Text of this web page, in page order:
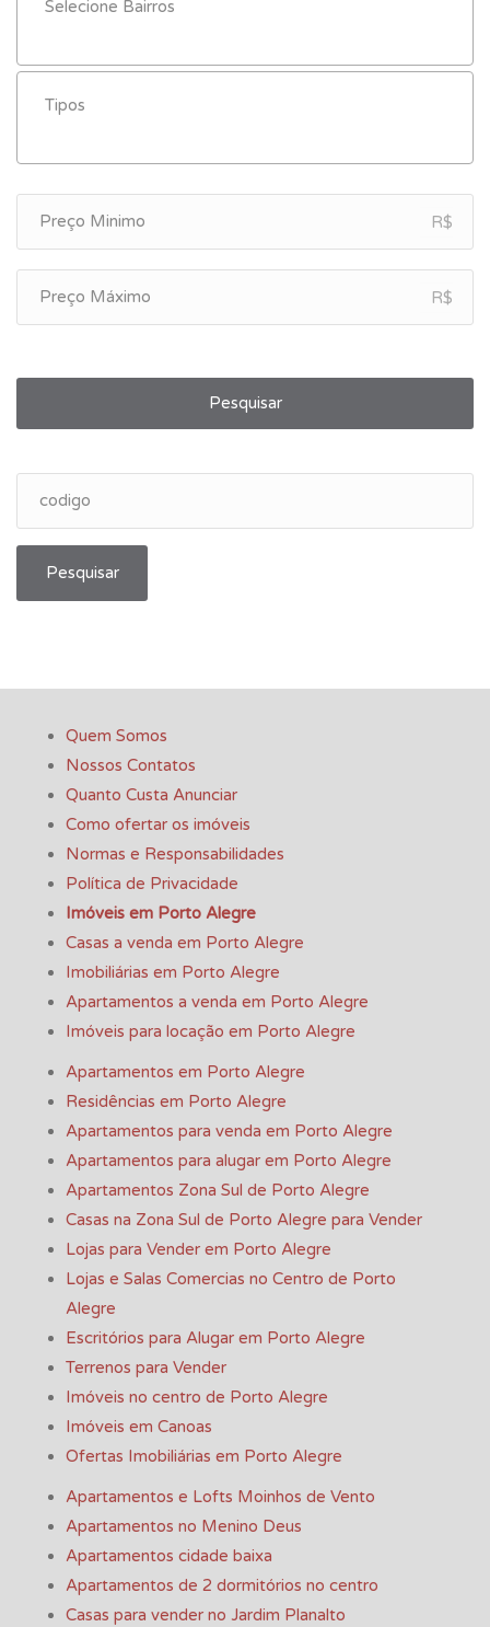
R$
R$
Pesquisar
Pesquisar
Quem Somos
Nossos Contatos
Quanto Custa Anunciar
Como ofertar os imóveis
Normas e Responsabilidades
Política de Privacidade
Imóveis em Porto Alegre
Casas a venda em Porto Alegre
Imobiliárias em Porto Alegre
Apartamentos a venda em Porto Alegre
Imóveis para locação em Porto Alegre
Apartamentos em Porto Alegre
Residências em Porto Alegre
Apartamentos para venda em Porto Alegre
Apartamentos para alugar em Porto Alegre
Apartamentos Zona Sul de Porto Alegre
Casas na Zona Sul de Porto Alegre para Vender
Lojas para Vender em Porto Alegre
Lojas e Salas Comercias no Centro de Porto
Alegre
Escritórios para Alugar em Porto Alegre
Terrenos para Vender
Imóveis no centro de Porto Alegre
Imóveis em Canoas
Ofertas Imobiliárias em Porto Alegre
Apartamentos e Lofts Moinhos de Vento
Apartamentos no Menino Deus
Apartamentos cidade baixa
Apartamentos de 2 dormitórios no centro
Casas para vender no Jardim Planalto